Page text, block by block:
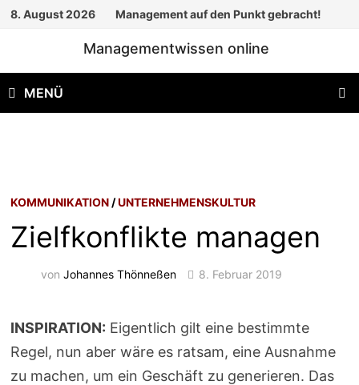
Zum
8. August 2026 Management auf den Punkt gebracht!
Managementwissen online
MENÜ
KOMMUNIKATION /UNTERNEHMENSKULTUR
Zielfkonflikte managen
vonJohannes Thönneßen 8. Februar 2019
INSPIRATION: Eigentlich gilt eine bestimmte
Regel, nun aber wäre es ratsam, eine Ausnahme
zu machen, um ein Geschäft zu generieren. Das